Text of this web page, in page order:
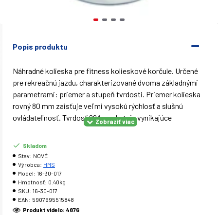
Popis produktu
Náhradné kolieska pre fitness kolieskové korčule. Určené
pre rekreačnú jazdu, charakterizované dvoma základnými
parametrami: priemer a stupeň tvrdosti. Priemer kolieska
rovný 80 mm zaisťuje veľmi vysokú rýchlosť a slušnú
ovládateľnosť. Tvrdosť 82A poskytuje vynikajúce
prispôsobenie každému terénu.
Parametre:
Rozmer: 80×24 Tvrdosť: 82 A Balenie: 4ks
Skladom
Stav: NOVÉ
Výrobca: HMS
Model: 16-30-017
Hmotnosť: 0.40kg
SKU: 16-30-017
EAN: 5907695515848
Produkt videlo: 4876